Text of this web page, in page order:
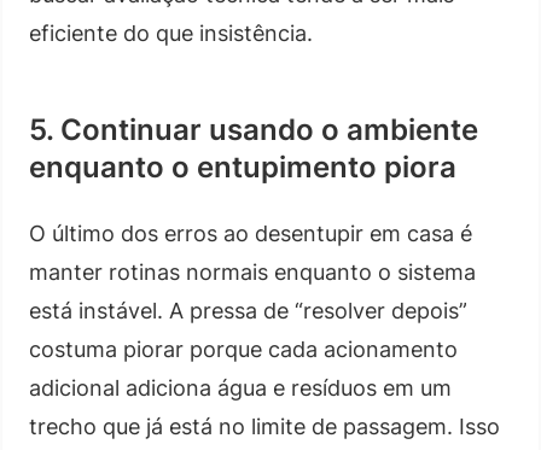
eficiente do que insistência.
5. Continuar usando o ambiente
enquanto o entupimento piora
O último dos erros ao desentupir em casa é
manter rotinas normais enquanto o sistema
está instável. A pressa de “resolver depois”
costuma piorar porque cada acionamento
adicional adiciona água e resíduos em um
trecho que já está no limite de passagem. Isso